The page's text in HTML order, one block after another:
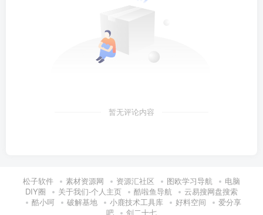
暂无评论内容
松子软件 素材资源网 资源汇社区 图欧学习导航
电脑
DIY圈
关于我们-个人主页 酷啦鱼导航
云易搜网盘搜索
酷小呵
破解基地 小鹿技术工具库 好料空间
爱分享
吧
剑二十七